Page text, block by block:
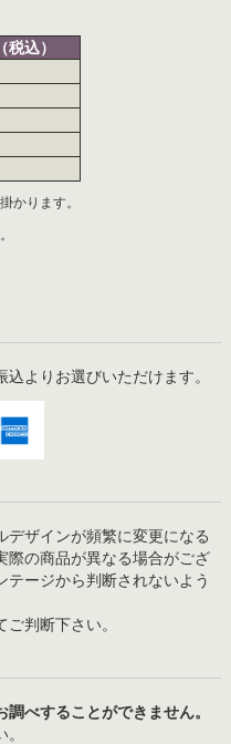
税込）
かります。
よりお選びいただけます。
ザインが頻繁に変更になる
際の商品が異なる場合がござ
ージから判断されないよう
判断下さい。
べすることができません。